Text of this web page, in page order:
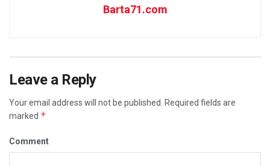
Barta71.com
Leave a Reply
Your email address will not be published.
Required fields are
marked *
Comment